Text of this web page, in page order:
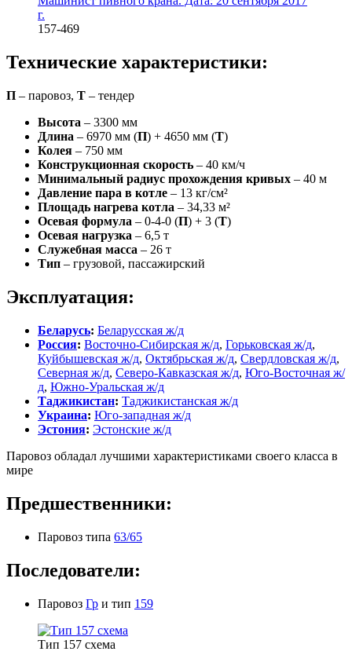
157-469
Технические характеристики:
П – паровоз, Т – тендер
Высота – 3300 мм
Длина – 6970 мм (П) + 4650 мм (Т)
Колея – 750 мм
Конструкционная скорость – 40 км/ч
Минимальный радиус прохождения кривых – 40 м
Давление пара в котле – 13 кг/см²
Площадь нагрева котла – 34,33 м²
Осевая формула – 0-4-0 (П) + 3 (Т)
Осевая нагрузка – 6,5 т
Служебная масса – 26 т
Тип – грузовой, пассажирский
Эксплуатация:
Беларусь: Беларусская ж/д
Россия: Восточно-Сибирская ж/д, Горьковская ж/д,
Куйбышевская ж/д, Октябрьская ж/д, Свердловская ж/д,
Северная ж/д, Северо-Кавказская ж/д, Юго-Восточная ж/
д, Южно-Уральская ж/д
Таджикистан: Таджикистанская ж/д
Украина: Юго-западная ж/д
Эстония: Эстонские ж/д
Паровоз обладал лучшими характеристиками своего класса в
мире
Предшественники:
Паровоз типа 63/65
Последователи:
Паровоз Гр и тип 159
Тип 157 схема